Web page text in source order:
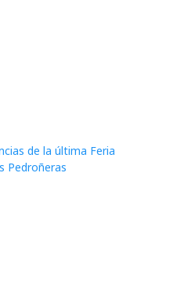
de la última Feria
Pedroñeras